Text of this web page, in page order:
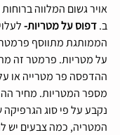
אויר גשום המלווה
ב. דפוס על מטריות-
הממותגת מתווסף
על מטריות. פרמטר זה
ההדפסה פר מטרייה או
מספר המטריות. מחיר
נקבע על פי סוג
המטריה, כמה צבעים יש